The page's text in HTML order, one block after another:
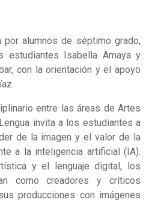
por alumnos de séptimo grado,
estudiantes Isabella Amaya y
con la orientación y el apoyo
entre las áreas de Artes
invita a los estudiantes a
de la imagen y el valor de la
a la inteligencia artificial (IA).
y el lenguaje digital, los
como creadores y críticos
producciones con imágenes